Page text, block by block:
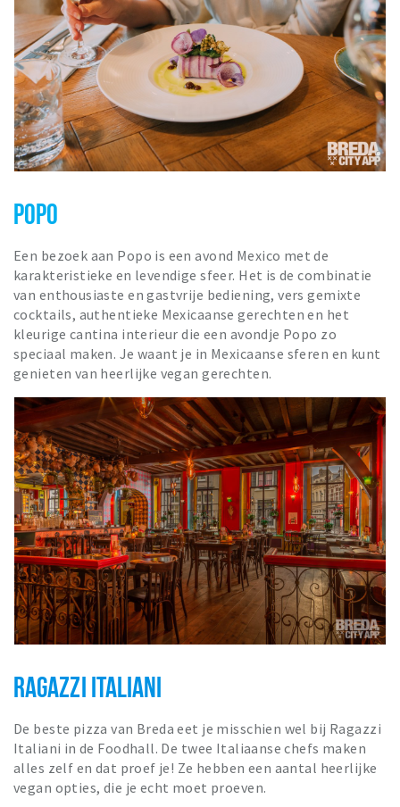
POPO
Een bezoek aan Popo is een avond Mexico met de
karakteristieke en levendige sfeer. Het is de combinatie
van enthousiaste en gastvrije bediening, vers gemixte
cocktails, authentieke Mexicaanse gerechten en het
kleurige cantina interieur die een avondje Popo zo
speciaal maken. Je waant je in Mexicaanse sferen en kunt
genieten van heerlijke vegan gerechten.
RAGAZZI ITALIANI
De beste pizza van Breda eet je misschien wel bij Ragazzi
Italiani in de Foodhall. De twee Italiaanse chefs maken
alles zelf en dat proef je! Ze hebben een aantal heerlijke
vegan opties, die je echt moet proeven.